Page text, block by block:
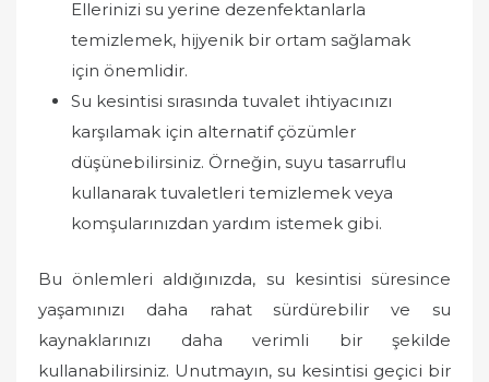
Ellerinizi su yerine dezenfektanlarla
temizlemek, hijyenik bir ortam sağlamak
için önemlidir.
Su kesintisi sırasında tuvalet ihtiyacınızı
karşılamak için alternatif çözümler
düşünebilirsiniz. Örneğin, suyu tasarruflu
kullanarak tuvaletleri temizlemek veya
komşularınızdan yardım istemek gibi.
Bu önlemleri aldığınızda, su kesintisi süresince
yaşamınızı daha rahat sürdürebilir ve su
kaynaklarınızı daha verimli bir şekilde
kullanabilirsiniz. Unutmayın, su kesintisi geçici bir